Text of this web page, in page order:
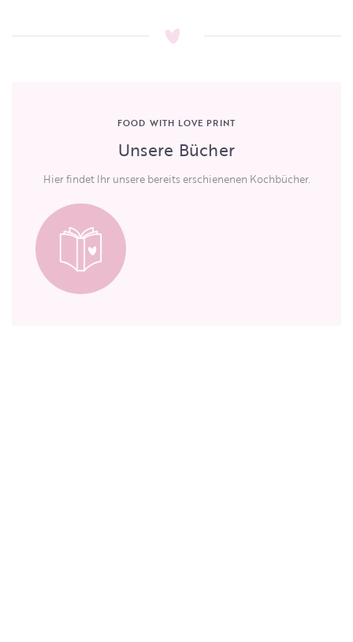
FOOD WITH LOVE PRINT
Unsere Bücher
Hier findet Ihr unsere bereits erschienenen Kochbücher.